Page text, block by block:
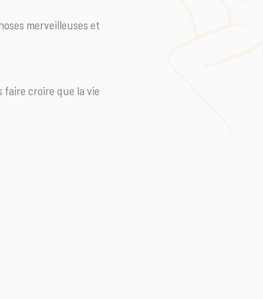
merveilleuses et
faire croire que la vie